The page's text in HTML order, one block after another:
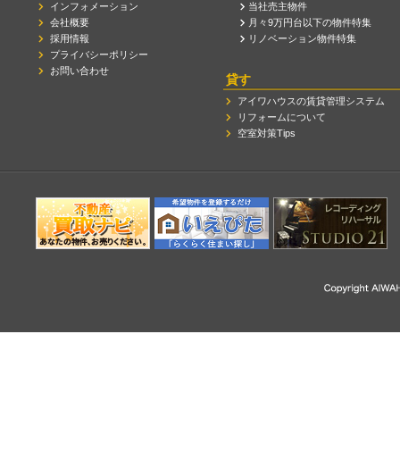
インフォメーション
会社概要
採用情報
プライバシーポリシー
お問い合わせ
当社売主物件
月々9万円台以下の物件特集
リノベーション物件特集
貸す
アイワハウスの賃貸管理システム
リフォームについて
空室対策Tips